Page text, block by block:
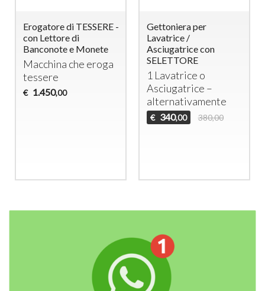
Erogatore di TESSERE -
con Lettore di
Banconote e Monete
Macchina che eroga
tessere
€ 1.450,00
Gettoniera per
Lavatrice /
Asciugatrice con
SELETTORE
1 Lavatrice o
Asciugatrice –
alternativamente
€ 340,00 380,00